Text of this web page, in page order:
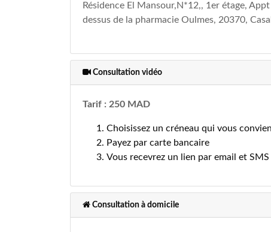
Résidence El Mansour,N*12,, 1er étage,
dessus de la pharmacie Oulmes, 20370,
Consultation vidéo
Tarif : 250 MAD
Choisissez un créneau qui vous
Payez par carte bancaire
Vous recevrez un lien par email et
Consultation à domicile